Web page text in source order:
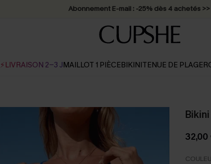
Abonnement E-mail : -25% dès 4 achetés >>
⚡LIVRAISON 2-3 JMAILLOT 1 PIÈCEBIKINITENUE DE PLAGE
32,00